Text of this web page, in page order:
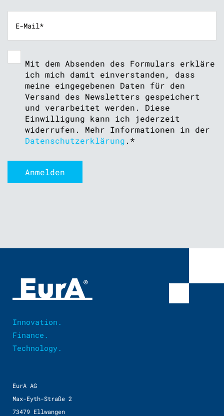
Mit dem Absenden des Formulars erkläre
ich mich damit einverstanden, dass
meine eingegebenen Daten für den
Versand des Newsletters gespeichert
und verarbeitet werden. Diese
Einwilligung kann ich jederzeit
widerrufen. Mehr Informationen in der
Datenschutzerklärung . *
Innovation.
Finance.
Technology.
EurA AG
Max-Eyth-Straße 2
73479 Ellwangen